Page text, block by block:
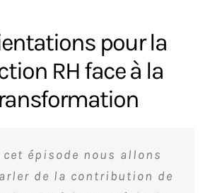
pour la
RH face à la
cet épisode nous allons
de la contribution de